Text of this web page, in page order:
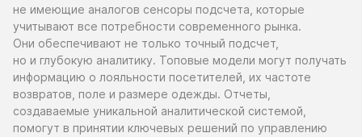
не имеющие аналогов сенсоры подсчета, которые
учитывают все потребности современного рынка.
Они обеспечивают не только точный подсчет,
но и глубокую аналитику. Топовые модели могут получать
информацию о лояльности посетителей, их частоте
возвратов, поле и размере одежды. Отчеты,
создаваемые уникальной аналитической системой,
помогут в принятии ключевых решений по управлению